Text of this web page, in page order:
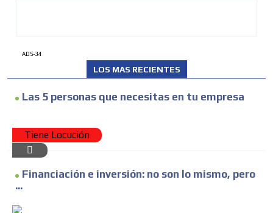
ADS-34
LOS MAS RECIENTES
Las 5 personas que necesitas en tu empresa
Tiene Locución
Financiación e inversión: no son lo mismo, pero
...